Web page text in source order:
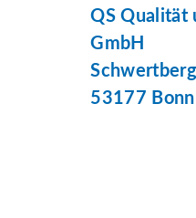
QS Qualität
GmbH
53177 Bonn